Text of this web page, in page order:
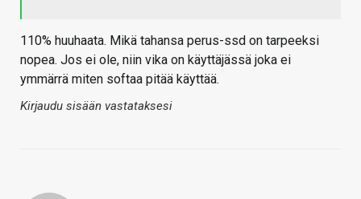
110% huuhaata. Mikä tahansa perus-ssd on tarpeeksi
nopea. Jos ei ole, niin vika on käyttäjässä joka ei
ymmärrä miten softaa pitää käyttää.
Kirjaudu sisään vastataksesi